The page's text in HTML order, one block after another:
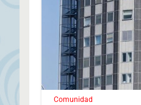
Comunidad